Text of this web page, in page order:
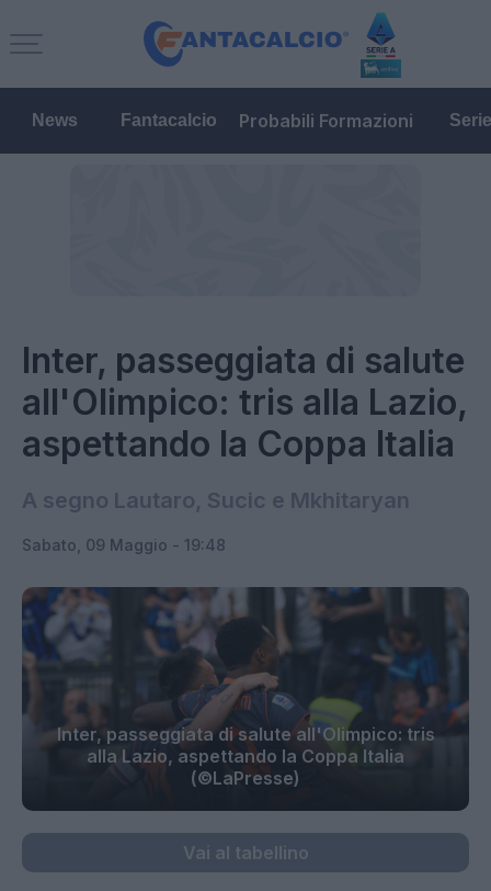
News Fantacalcio Probabili Formazioni
Inter, passeggiata di salute
all'Olimpico: tris alla Lazio,
aspettando la Coppa Italia
A segno Lautaro, Sucic e Mkhitaryan
Sabato, 09 Maggio - 19:48
Inter, passeggiata di salute all'Olimpico: tris
alla Lazio, aspettando la Coppa Italia
(©LaPresse)
Vai al tabellino